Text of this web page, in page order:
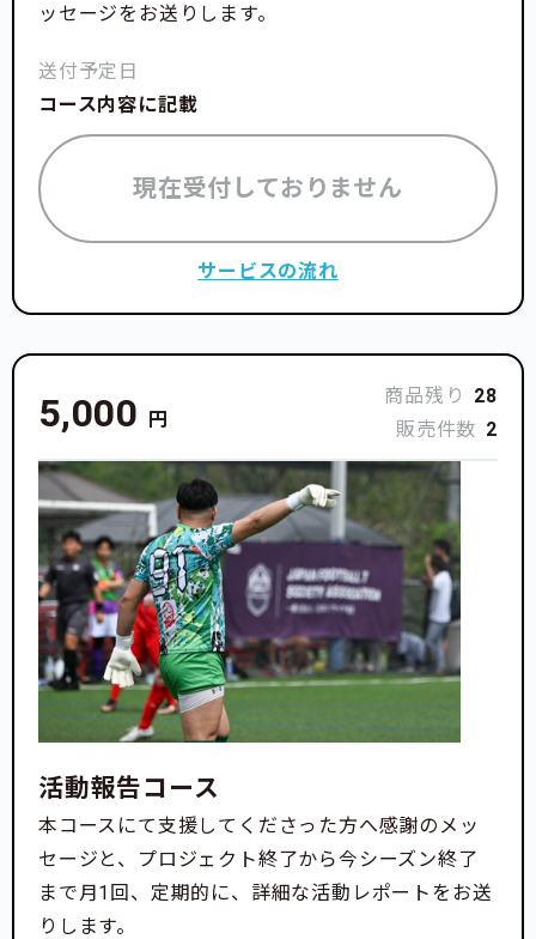
ッセージをお送りします。
送付予定日
コース内容に記載
現在受付しておりません
サービスの流れ
5,000 円
商品残り
28
販売件数 2
活動報告コース
本コースにて支援してくださった方へ感謝のメッ
セージと、プロジェクト終了から今シーズン終了
まで月1回、定期的に、詳細な活動レポートをお送
りします。